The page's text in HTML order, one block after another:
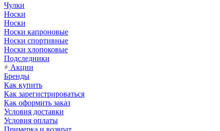
Чулки
Носки
Носки
Носки капроновые
Носки спортивные
Носки хлопоковые
Подследники
Акции
Бренды
Как купить
Как зарегистрироваться
Как оформить заказ
Условия доставки
Условия оплаты
Примерка и возврат